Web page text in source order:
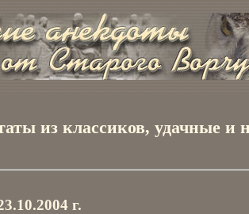
из классиков, удачные и
г.